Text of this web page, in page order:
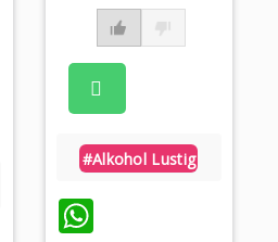
#alkohol Lustig